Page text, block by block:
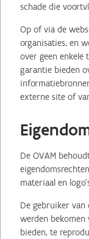
schade die
Op of via de
organisaties, en
over geen enkele
garantie bieden
externe site of
De OVAM
materiaal en
De gebruiker
werden bekomen
bieden, te